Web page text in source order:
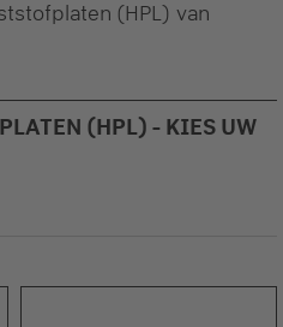
(HPL) van
(HPL) - KIES UW